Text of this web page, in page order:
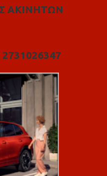
ΑΚΙΝΗΤΩΝ